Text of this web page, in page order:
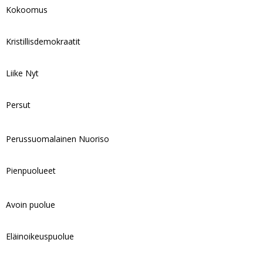
Kokoomus
Kristillisdemokraatit
Liike Nyt
Persut
Perussuomalainen Nuoriso
Pienpuolueet
Avoin puolue
Eläinoikeuspuolue